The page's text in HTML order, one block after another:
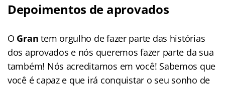
Depoimentos de aprovados
O Gran tem orgulho de fazer parte das histórias
dos aprovados e nós queremos fazer parte da sua
também! Nós acreditamos em você! Sabemos que
você é capaz e que irá conquistar o seu sonho de